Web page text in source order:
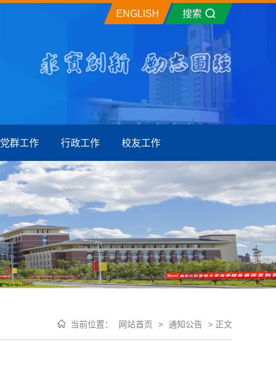
ENGLISH 搜索
党群工作 行政工作 校友工作
当前位置： 网站首页 > 通知公告 > 正文